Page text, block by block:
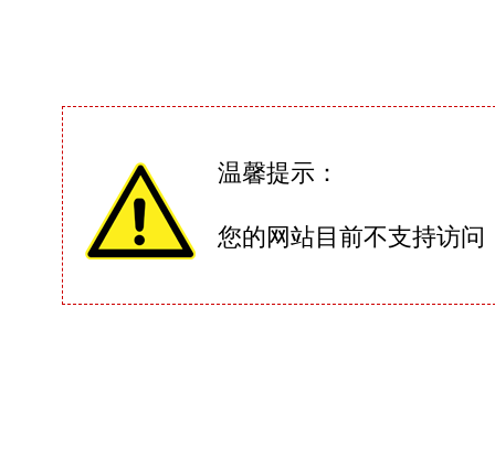
温馨提示：
您的网站目前不支持访